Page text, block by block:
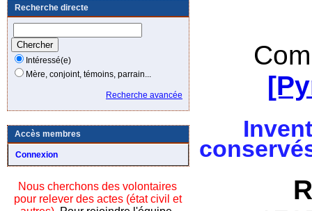
Recherche directe
Intéressé(e)
Mère, conjoint, témoins, parrain...
Recherche avancée
Accès membres
Connexion
Nous cherchons des volontaires
pour relever des actes (état civil et